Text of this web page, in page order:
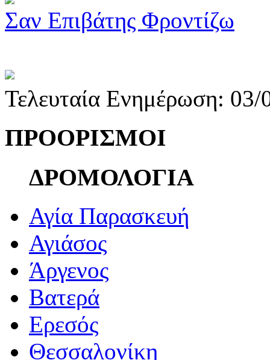
Σαν Επιβάτης Φροντίζω
Τελευταία Ενημέρωση:
ΠΡΟΟΡΙΣΜΟΙ
ΔΡΟΜΟΛΟΓΙΑ
Αγία Παρασκευή
Αγιάσος
Άργενος
Βατερά
Ερεσός
Θεσσαλονίκη